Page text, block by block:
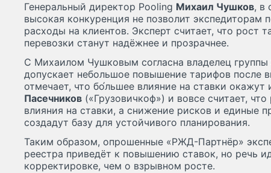
Генеральный директор Pooling Михаил Чушков, в
высокая конкуренция не позволит экспедиторам
расходы на клиентов. Эксперт считает, что рост
перевозки станут надёжнее и прозрачнее.
С Михаилом Чушковым согласна владелец группы
допускает небольшое повышение тарифов после
отмечает, что бо́льшее влияние на ставки
Пасечников («Грузовичкоф») и вовсе считает,
влияния на ставки, а снижение рисков и единые
создадут базу для устойчивого планирования.
Таким образом, опрошенные «РЖД-Партнёр»
реестра приведёт к повышению ставок, но речь
корректировке, чем о взрывном росте.